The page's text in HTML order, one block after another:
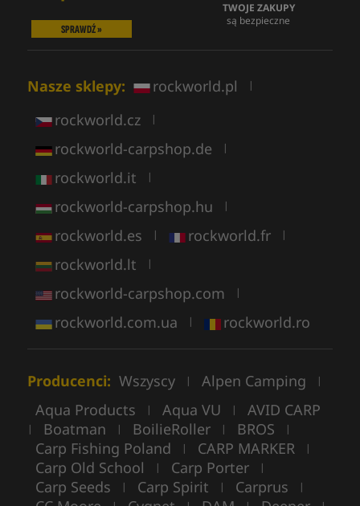
SPRAWDŹ »
TWOJE ZAKUPY
są bezpieczne
Nasze sklepy: rockworld.pl |
rockworld.cz |
rockworld-carpshop.de |
rockworld.it |
rockworld-carpshop.hu |
rockworld.es | rockworld.fr |
rockworld.lt |
rockworld-carpshop.com |
rockworld.com.ua | rockworld.ro
Producenci: Wszyscy | Alpen Camping |
Aqua Products | Aqua VU | AVID CARP
| Boatman | BoilieRoller | BROS |
Carp Fishing Poland | CARP MARKER |
Carp Old School | Carp Porter |
Carp Seeds | Carp Spirit | Carprus |